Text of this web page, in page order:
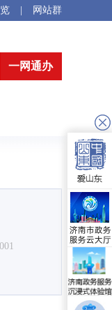
网站群
一网通办